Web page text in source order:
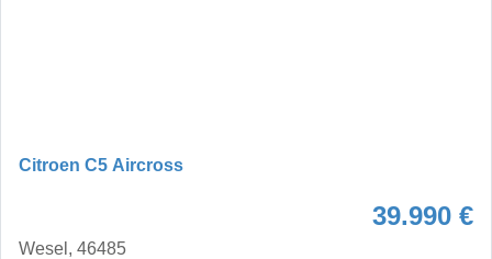
Citroen C5 Aircross
39.990 €
Wesel, 46485